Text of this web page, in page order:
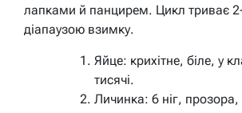
лапками й панцирем. Цикл триває
діапаузою взимку.
Яйце: крихітне, біле, у
тисячі.
Личинка: 6 ніг, прозора,